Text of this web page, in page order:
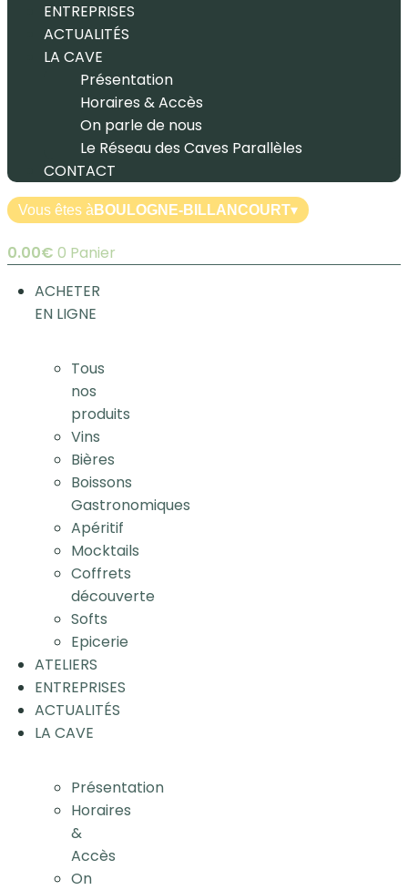
ENTREPRISES
ACTUALITÉS
LA CAVE
Présentation
Horaires & Accès
On parle de nous
Le Réseau des Caves Parallèles
CONTACT
Vous êtes à BOULOGNE-BILLANCOURT▾
0.00€ 0 Panier
ACHETER
EN LIGNE
Tous
nos
produits
Vins
Bières
Boissons
Gastronomiques
Apéritif
Mocktails
Coffrets
découverte
Softs
Epicerie
ATELIERS
ENTREPRISES
ACTUALITÉS
LA CAVE
Présentation
Horaires
&
Accès
On